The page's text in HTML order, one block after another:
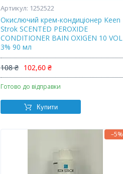
1252522
Окислючий крем-кондиціонер Keen
Strok SCENTED PEROXIDE
CONDITIONER BAIN OXIGEN 10 VOL
3% 90 мл
108 ₴ 102,60 ₴
Готово до відправки
Купити
–5%